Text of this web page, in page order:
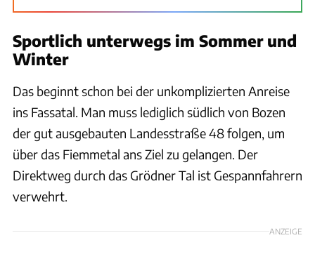
Sportlich unterwegs im Sommer und
Winter
Das beginnt schon bei der unkomplizierten Anreise
ins Fassatal. Man muss lediglich südlich von Bozen
der gut ausgebauten Landesstraße 48 folgen, um
über das Fiemmetal ans Ziel zu gelangen. Der
Direktweg durch das Grödner Tal ist Gespannfahrern
verwehrt.
ANZEIGE